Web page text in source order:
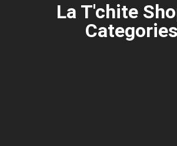
La T'chite
Categories​